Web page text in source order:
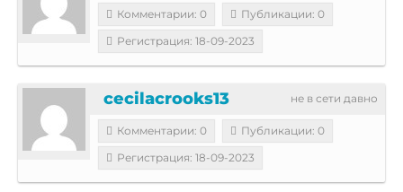
Комментарии: 0
Публикации: 0
Регистрация: 18-09-2023
не в сети давно
cecilacrooks13
Комментарии: 0
Публикации: 0
Регистрация: 18-09-2023